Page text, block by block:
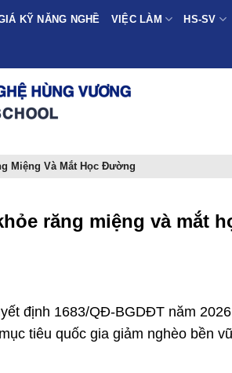
KỸ NĂNG NGHỀ VIỆC LÀM HS-SV
Miệng Và Mắt Học Đường
răng miệng và mắt
định 1683/QĐ-BGDĐT năm
tiêu quốc gia giảm nghèo bền